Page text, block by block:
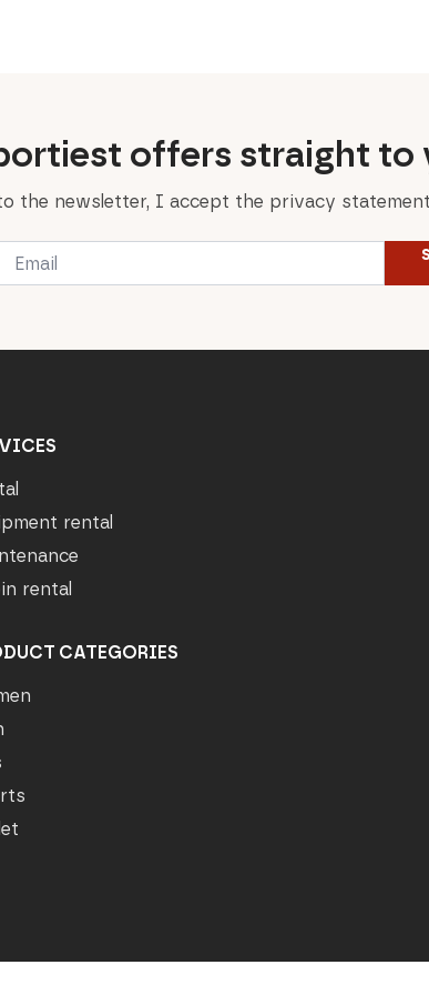
offers straight to
the newsletter, I accept the privacy
rental
rental
CATEGORIES